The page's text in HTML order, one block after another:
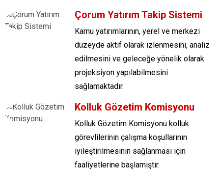
Çorum Yatırım Takip Sistemi
Kamu yatırımlarının, yerel ve merkezi
düzeyde aktif olarak izlenmesini, analiz
edilmesini ve geleceğe yönelik olarak
projeksiyon yapılabilmesini
sağlamaktadır.
Kolluk Gözetim Komisyonu
Kolluk Gözetim Komisyonu kolluk
görevlilerinin çalışma koşullarının
iyileştirilmesinin sağlanması için
faaliyetlerine başlamıştır.